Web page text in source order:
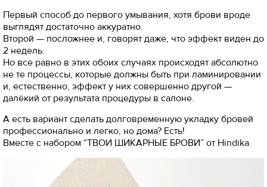
Первый способ до первого умывания, хотя брови вроде
выглядят достаточно аккуратно.
Второй — посложнее и, говорят даже, что эффект виден до
2 недель.
Но все равно в этих обоих случаях происходят абсолютно
не те процессы, которые должны быть при ламинировании
и, естественно, эффект у них совершенно другой —
далёкий от результата процедуры в салоне.
А есть вариант сделать долговременную укладку бровей
профессионально и легко, но дома? Есть!
Вместе с набором “ТВОИ ШИКАРНЫЕ БРОВИ” от Hindika.